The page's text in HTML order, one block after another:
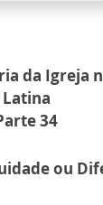
da Igreja
Latina
34
ou